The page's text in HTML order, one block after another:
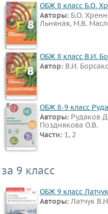
ОБЖ 8 класс Б.О.
Авторы: Б.О.
Льняная, М.В.
ОБЖ 8 класс В.И.
Автор: В.И.
ОБЖ 8-9 класс
Авторы: Рудаков
Позднякова О.В.
Части: 1, 2
за 9 класс
ОБЖ 9 класс
Авторы: Латчук